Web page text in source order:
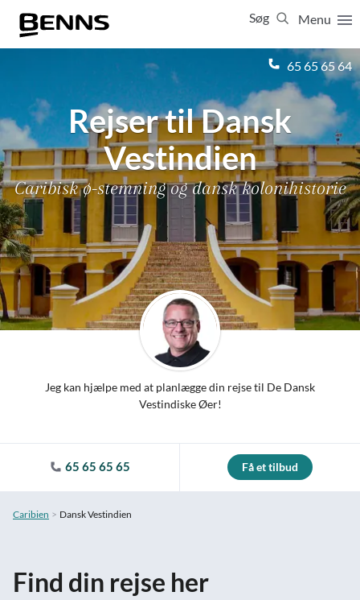
Menu
Søg
65 65 65 64
Rejser til Dansk
Vestindien
Caribisk ø-stemning og dansk kolonihistorie
Jeg kan hjælpe med at planlægge din rejse til De Dansk
Vestindiske Øer!
65 65 65 65 Få et tilbud
Caribien Dansk Vestindien
Find din rejse her
Luk
Vis resultater for: Alle
Ferierejser
Firma- og temarejser
Studierejser